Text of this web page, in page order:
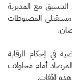
مع المديرية
المضبوطات
في إحكام الرقابة
أمام محاولات
الآفات.